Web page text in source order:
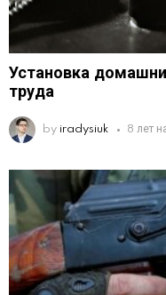
Установка
труда
by iradysiuk 8 лет